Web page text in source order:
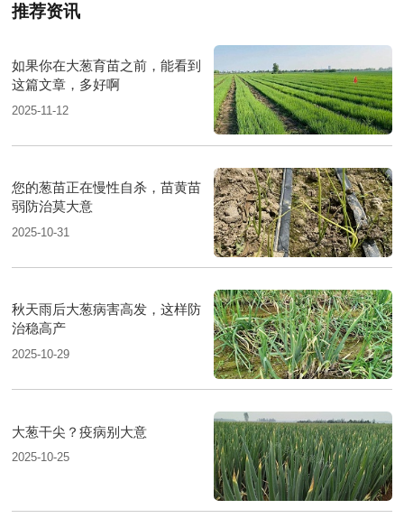
推荐资讯
如果你在大葱育苗之前，能看到
这篇文章，多好啊
2025-11-12
您的葱苗正在慢性自杀，苗黄苗
弱防治莫大意
2025-10-31
秋天雨后大葱病害高发，这样防
治稳高产
2025-10-29
大葱干尖？疫病别大意
2025-10-25